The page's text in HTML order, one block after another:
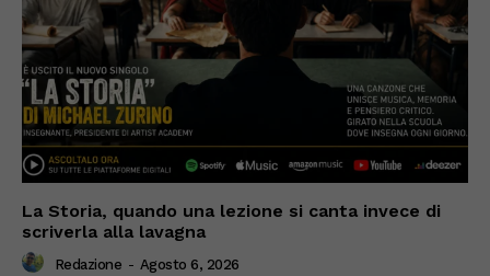
La Storia, quando una lezione si canta invece di
scriverla alla lavagna
Redazione - Agosto 6, 2026